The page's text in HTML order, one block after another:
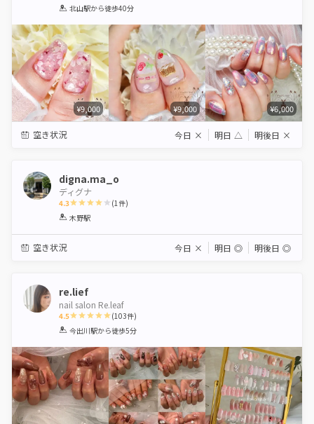
1 2 3 4 5
北山駅から徒歩40分
¥9,000 ¥9,000 ¥6,000
空き状況 今日 × 明日 △ 明後日 ×
digna.ma_o
ディグナ
4.3
1 2 3
(1件)
木野駅
空き状況 今日 × 明日 ◎ 明後日 ◎
re.lief
nail salon Re.leaf
4.5
1 2 3 4 5
(103件)
今出川駅から徒歩5分